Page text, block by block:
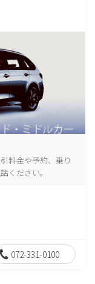
料金や予約、乗り
ください。
072-331-0100